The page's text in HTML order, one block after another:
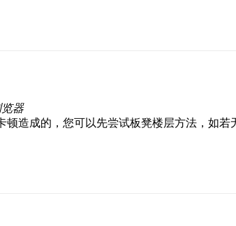
器
造成的，您可以先尝试板凳楼层方法，如